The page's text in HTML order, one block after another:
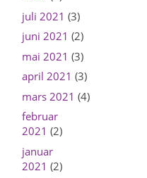
juli 2021 (3)
juni 2021 (2)
mai 2021 (3)
april 2021 (3)
mars 2021 (4)
februar
2021 (2)
januar
2021 (2)